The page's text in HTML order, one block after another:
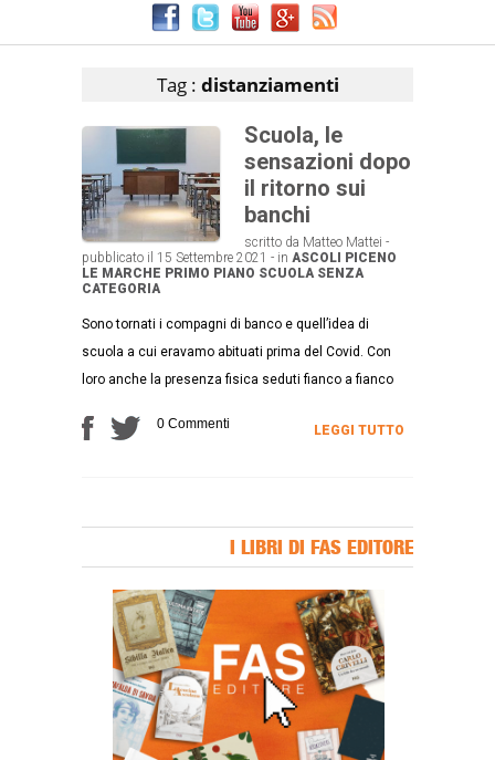
Tag : distanziamenti
Scuola, le
sensazioni dopo
il ritorno sui
banchi
scritto da Matteo Mattei -
pubblicato il 15 Settembre 2021 - in ASCOLI PICENO
LE MARCHE PRIMO PIANO SCUOLA SENZA
CATEGORIA
Sono tornati i compagni di banco e quell’idea di
scuola a cui eravamo abituati prima del Covid. Con
loro anche la presenza fisica seduti fianco a fianco
0 Commenti LEGGI TUTTO
I LIBRI DI FAS EDITORE